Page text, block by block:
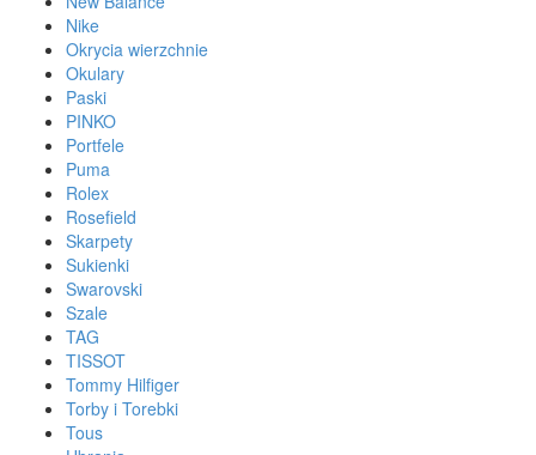
Nike
Okrycia wierzchnie
Okulary
Paski
PINKO
Portfele
Puma
Rolex
Rosefield
Skarpety
Sukienki
Swarovski
Szale
TAG
TISSOT
Tommy Hilfiger
Torby i Torebki
Tous